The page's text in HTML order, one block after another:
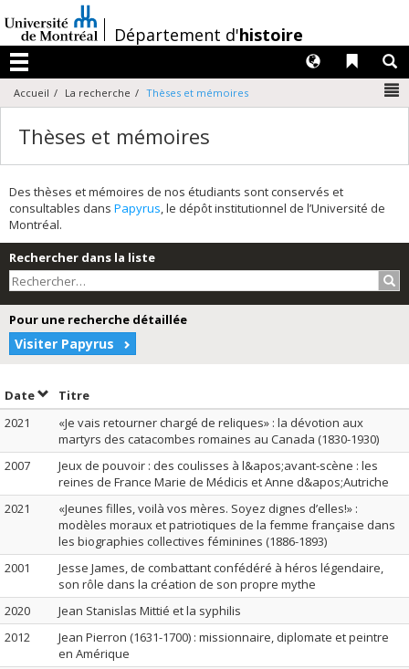
au
contenu
/Département d'histoire
Menu
Liens
Langues
Accueil La recherche Thèses et mémoires
Thèses et mémoires
Des thèses et mémoires de nos étudiants sont conservés et
consultables dans Papyrus, le dépôt institutionnel de l’Université de
Montréal.
Rechercher dans la liste
Pour une recherche détaillée
Visiter Papyrus
DateTrier par date en ordre décroissant
Titre
2021
«Je vais retourner chargé de reliques» : la dévotion aux
martyrs des catacombes romaines au Canada (1830-1930)
2007
Jeux de pouvoir : des coulisses à l&apos;avant-scène : les
reines de France Marie de Médicis et Anne d&apos;Autriche
2021
«Jeunes filles, voilà vos mères. Soyez dignes d’elles!» :
modèles moraux et patriotiques de la femme française dans
les biographies collectives féminines (1886-1893)
2001
Jesse James, de combattant confédéré à héros légendaire,
son rôle dans la création de son propre mythe
2020
Jean Stanislas Mittié et la syphilis
2012
Jean Pierron (1631-1700) : missionnaire, diplomate et peintre
en Amérique